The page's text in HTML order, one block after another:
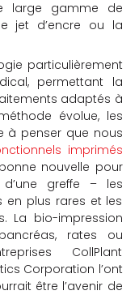
large gamme de
jet d’encre ou la
particulièrement
permettant la
adaptés à
évolue, les
à penser que nous
imprimés
nouvelle pour
greffe – les
en plus rares et les
La bio-impression
rates ou
CollPlant
Corporation l’ont
être l’avenir de